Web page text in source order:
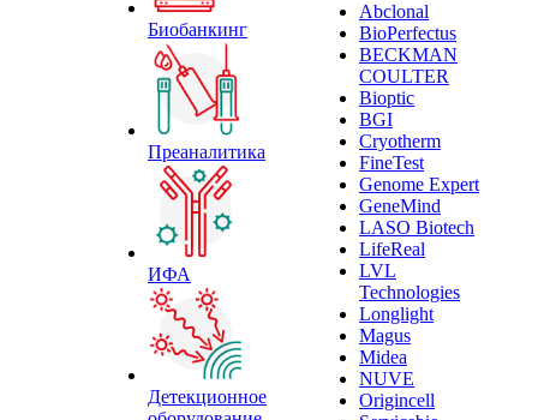
Биобанкинг
Преаналитика
ИФА
Детекционное
Abclonal
BioPerfectus
BECKMAN
COULTER
Bioptic
BGI
Cryotherm
FineTest
Genome Expert
GeneMind
LASO Biotech
LifeReal
LVL
Technologies
Longlight
Magus
Midea
NUVE
Origincell